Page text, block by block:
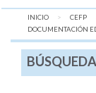
INICIO CEFP
DOCUMENTACIÓN